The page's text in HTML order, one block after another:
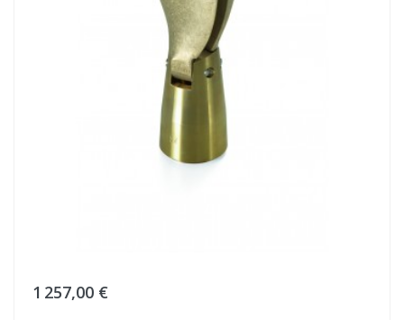
1 257,00 €